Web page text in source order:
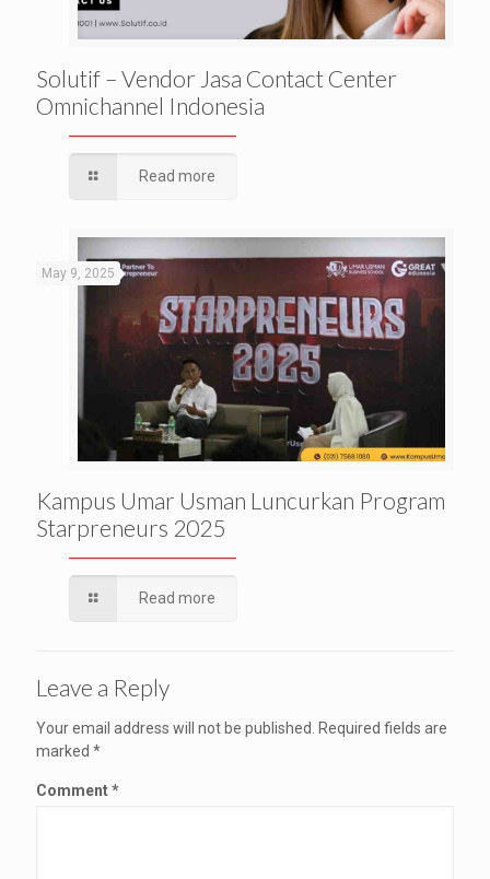
Solutif – Vendor Jasa Contact Center
Omnichannel Indonesia
Read more
May 9, 2025
Kampus Umar Usman Luncurkan Program
Starpreneurs 2025
Read more
Leave a Reply
Your email address will not be published.
Required fields are
marked *
Comment*